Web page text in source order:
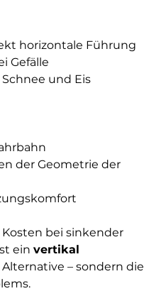
horizontale Führung
Gefälle
und Eis
der Geometrie der
bei sinkender
ein vertikal
– sondern die